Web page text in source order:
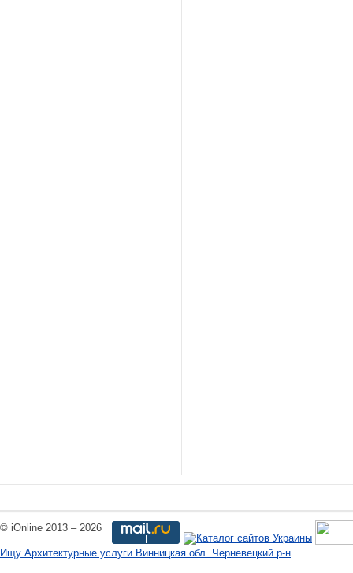
© iOnline 2013 – 2026
Ищу Архитектурные услуги Винницкая обл. Черневецкий р-н